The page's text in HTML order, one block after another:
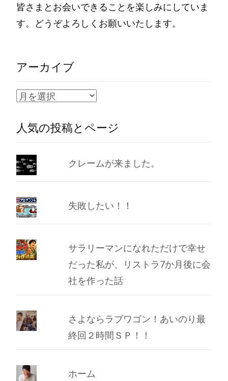
皆さまとお会いできることを楽しみにしていま
す。どうぞよろしくお願いいたします。
アーカイブ
ア
カ
イ
ブ
人気の投稿とページ
クレームが来ました。
失敗したい！！
サラリーマンになれただけで幸せ
だった私が、リストラ7か月後に会
社を作った話
さよならラブワゴン！あいのり最
終回２時間ＳＰ！！
ホーム